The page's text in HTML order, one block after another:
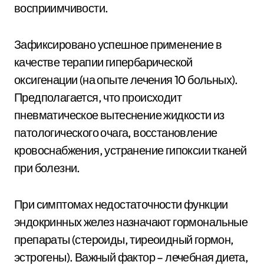
восприимчивости.
Зафиксировано успешное применение в
качестве терапии гипербарической
оксигенации (на опыте лечения 10 больных).
Предполагается, что происходит
пневматическое вытеснение жидкости из
патологического очага, восстановление
кровоснабжения, устранение гипоксии тканей
при болезни.
При симптомах недостаточности функции
эндокринных желез назначают гормональные
препараты (стероиды, тиреоидный гормон,
эстрогены). Важный фактор – лечебная диета,